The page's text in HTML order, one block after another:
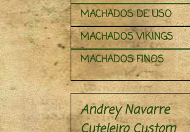
MACHADOS DE USO
MACHADOS VIKINGS
MACHADOS FINOS
Andrey Navarre